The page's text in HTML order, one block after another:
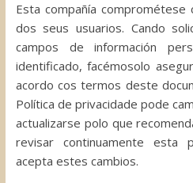
Esta compañía
dos seus usuarios. Cando
campos de información
identificado, facémosolo
acordo cos termos deste
Política de privacidade pode
actualizarse polo que
revisar continuamente esta
acepta estes cambios.